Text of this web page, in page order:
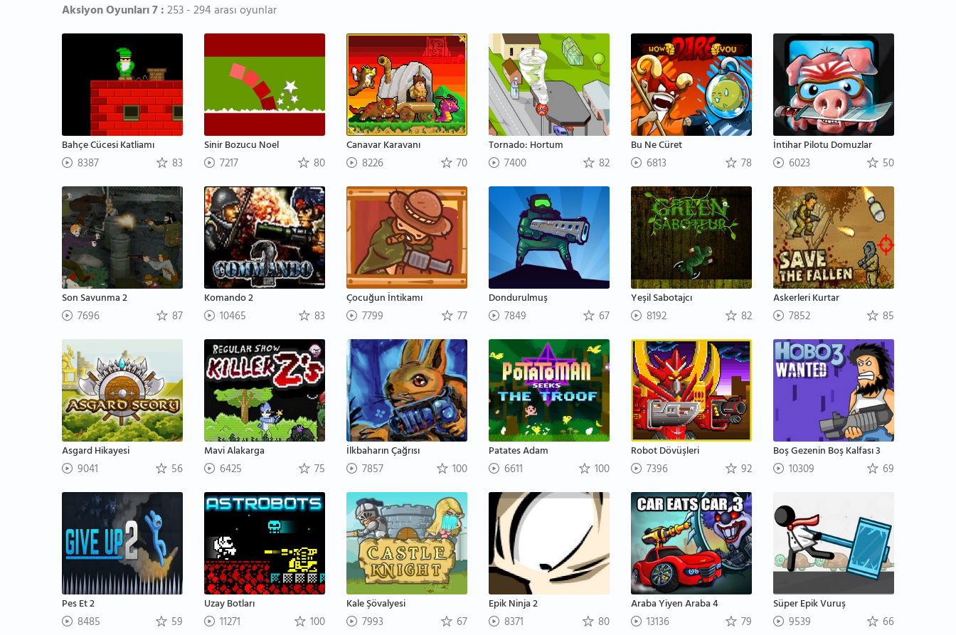
Aksiyon Oyunları 7 :253 - 294 arası oyunlar
Bahçe Cücesi Katliamı
8387 83
Sinir Bozucu Noel
7217 80
Canavar Karavanı
8226 70
Tornado: Hortum
7400 82
Bu Ne Cüret
6813 78
İntihar Pilotu Domuzlar
6023 50
Son Savunma 2
7696 87
Komando 2
10465 83
Çocuğun İntikamı
7799 77
Dondurulmuş
7849 67
Yeşil Sabotajcı
8192 82
Askerleri Kurtar
7852 85
Asgard Hikayesi
9041 56
Mavi Alakarga
6425 75
İlkbaharın Çağrısı
7857 100
Patates Adam
6611 100
Robot Dövüşleri
7396 92
Boş Gezenin Boş Kalfası 3
10309 69
Pes Et 2
8485 59
Uzay Botları
11271 100
Kale Şövalyesi
7993 67
Epik Ninja 2
8371 80
Araba Yiyen Araba 4
13136 79
Süper Epik Vuruş
9539 66